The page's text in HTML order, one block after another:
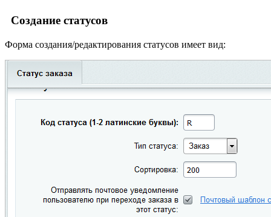
Создание статусов
Форма создания/редактирования статусов имеет вид: